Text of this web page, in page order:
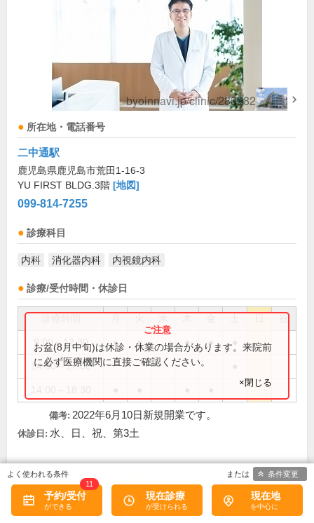
所在地・電話番号
二中通駅
鹿児島県鹿児島市荒田1-16-3
YU FIRST BLDG.3階 [地図]
099-814-7255
診療科目
内科 消化器内科 内視鏡内科
診療/受付時間・休診日
祝
9:00～12:30 ● ● ● ●
14:00～17:00
お盆(8月中旬)は休診・休業の場合があります。来院前
に必ず医療機関に直接ご確認ください。
×閉じる
備考: 2022年6月10日新規開業です。
休診日: 水、日、祝、第3土
アクセス数※
予約/受付
11
現在診療 現在地
条件変更